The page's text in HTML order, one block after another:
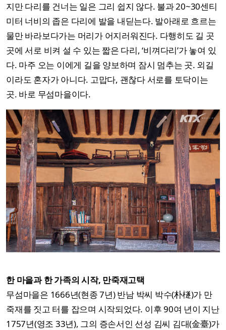
지만 다리를 건너는 일은 그리 쉽지 않다. 불과 20~30센티
미터 너비의 좁은 다리에 발을 내딛는다. 발아래로 흐르는
물만 바라보다가는 머리가 어지러워진다. 다행히도 길 곳
곳에 서로 비켜 설 수 있는 짧은 다리, ‘비껴다리’가 놓여 있
다. 마주 오는 이에게 길을 양보하며 잠시 멈추는 곳. 외길
이라도 혼자가 아니다. 고맙다, 괜찮다 서로를 토닥이는
곳. 바로 무섬마을이다.
한 마을과 한 가족의 시작, 만죽재고택
무섬마을은 1666년(현종 7년) 반남 박씨 박수(朴檖)가 만
죽재를 짓고 터를 잡으며 시작되었다. 이후 90여 년이 지난
1757년(영조 33년), 그의 증손서인 선성 김씨 김대(金臺)가